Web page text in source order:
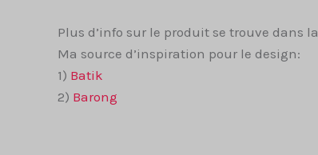
Plus d’info sur le produit se trouve dans la
Ma source d’inspiration pour le design:
1) Batik
2) Barong